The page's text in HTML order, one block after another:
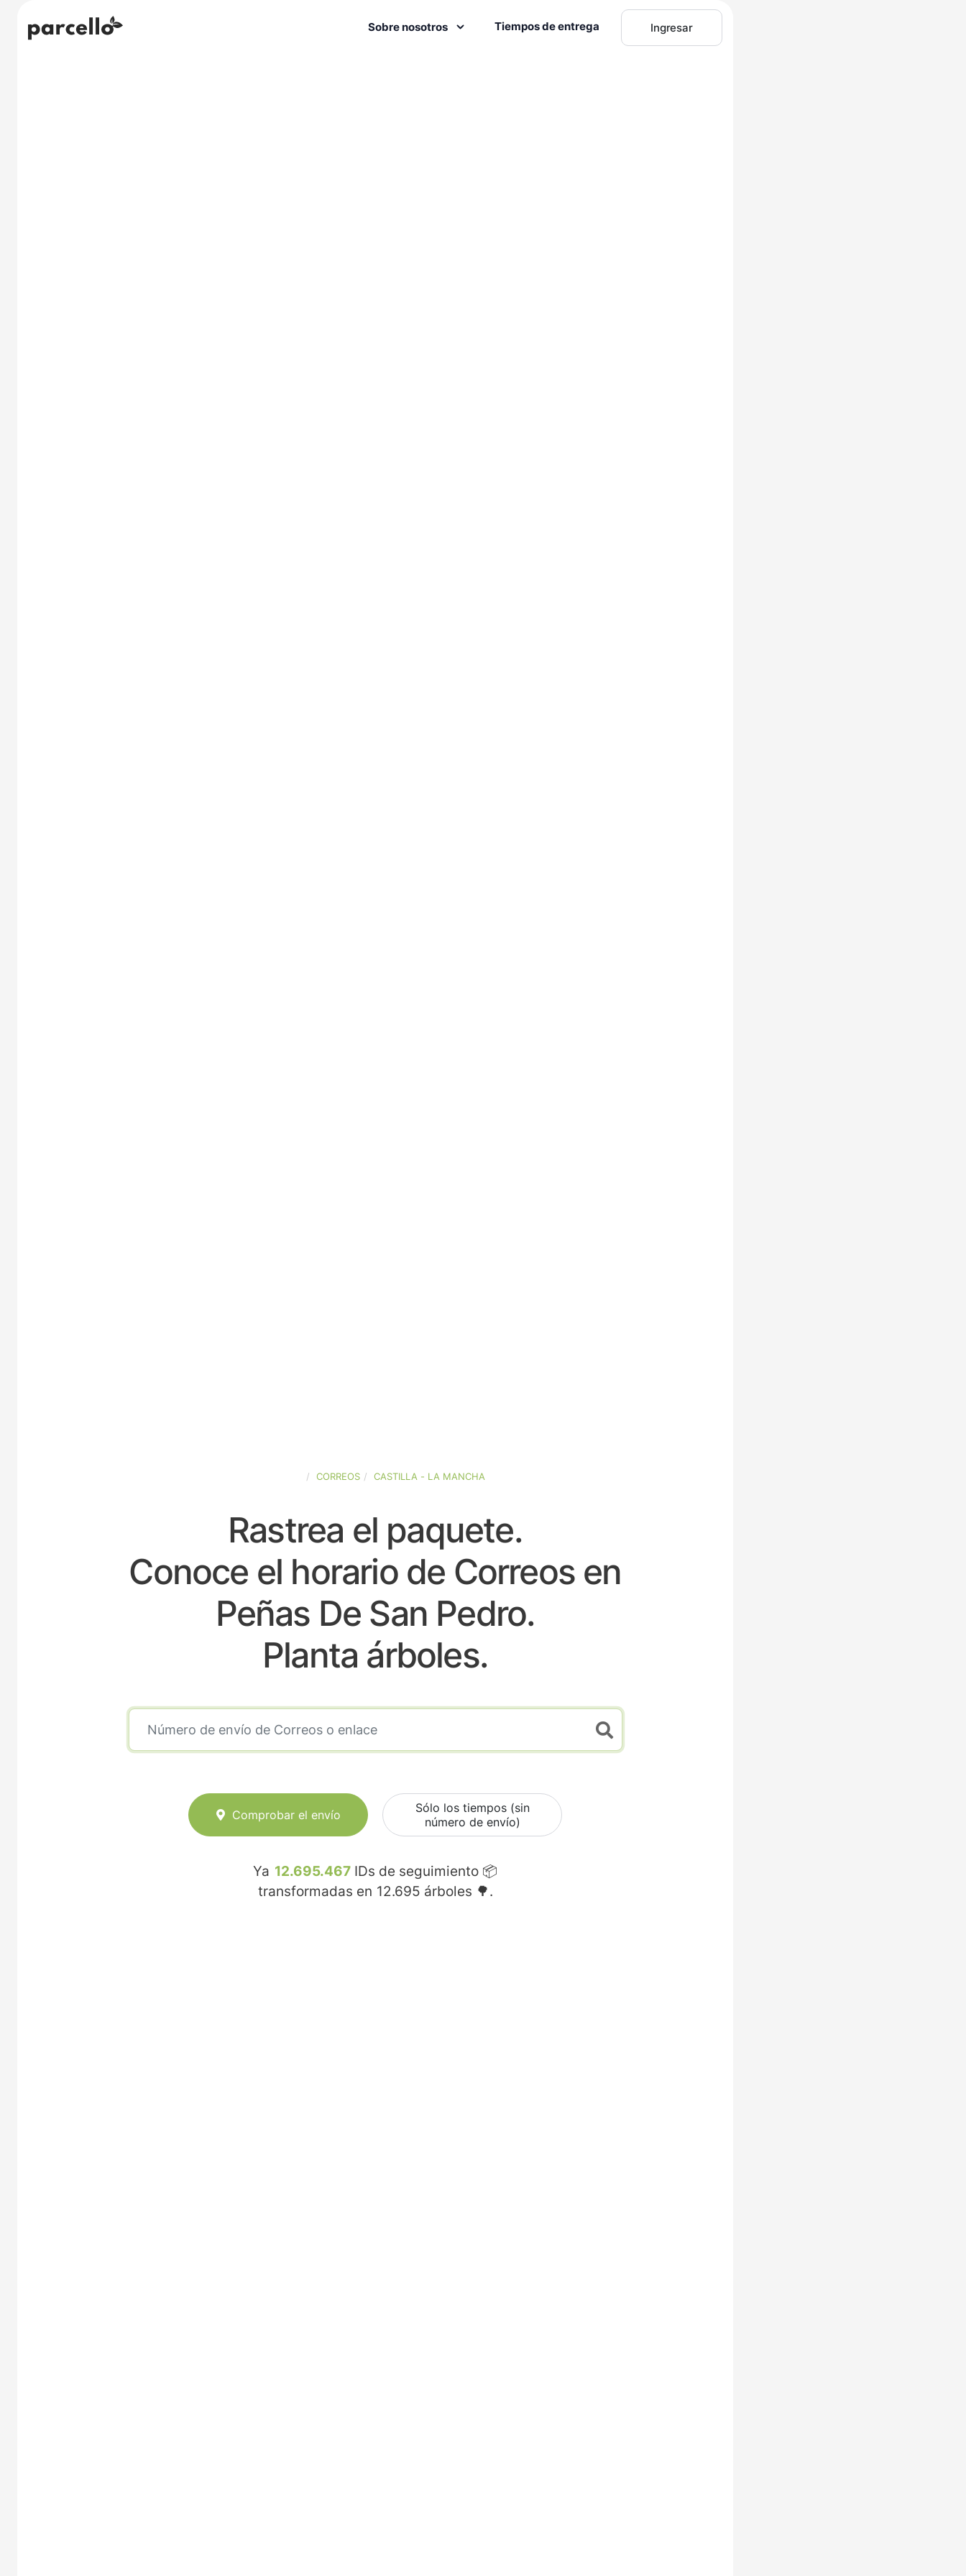
Sobre nosotros Tiempos de entrega Ingresar
CORREOS CASTILLA - LA MANCHA
Rastrea el paquete.
Conoce el horario de Correos en
Peñas De San Pedro.
Planta árboles.
Comprobar el envío
Sólo los tiempos (sin
número de envío)
Ya 12.695.467 IDs de seguimiento 📦
transformadas en 12.695 árboles 🌳.